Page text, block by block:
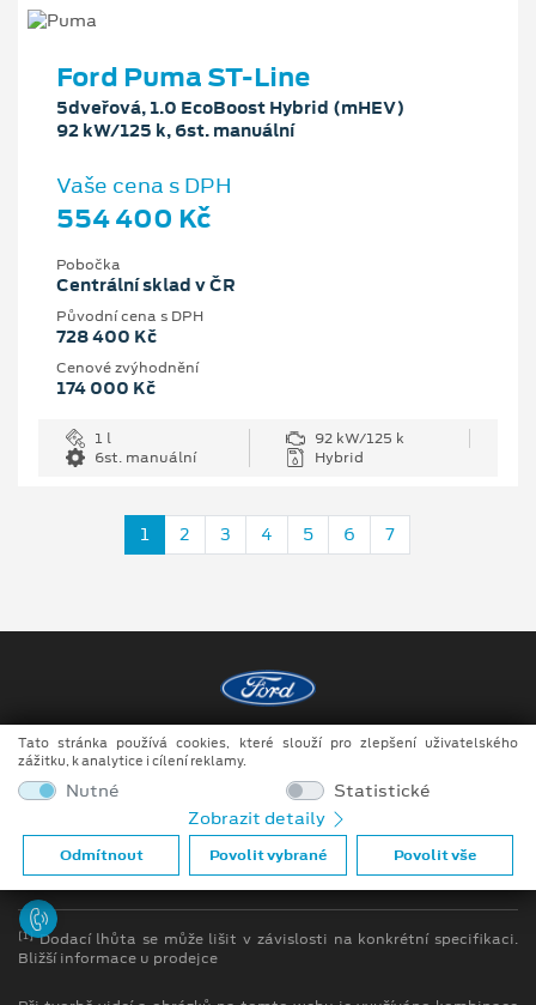
Ford Puma ST-Line
5dveřová, 1.0 EcoBoost Hybrid (mHEV)
92 kW/125 k, 6st. manuální
Vaše cena s DPH
554 400 Kč
Pobočka
Centrální sklad v ČR
Původní cena s DPH
728 400 Kč
Cenové zvýhodnění
174 000 Kč
1 l
92 kW/125 k
6st. manuální
Hybrid
1 2 3 4 5 6 7
Copyright ©2026 Auto JIPE s.r.o.
Obchodní podmínky
Ochrana osobních údajů
Prohlášení o zpracování údajů konečných zákazníků
[1]Dodací lhůta se může lišit v závislosti na konkrétní specifikaci.
Bližší informace u prodejce
Tato stránka používá cookies, které slouží pro zlepšení uživatelského
zážitku, k analytice i cílení reklamy.
Nutné
Statistické
Zobrazit detaily
Odmítnout Povolit vybrané Povolit vše